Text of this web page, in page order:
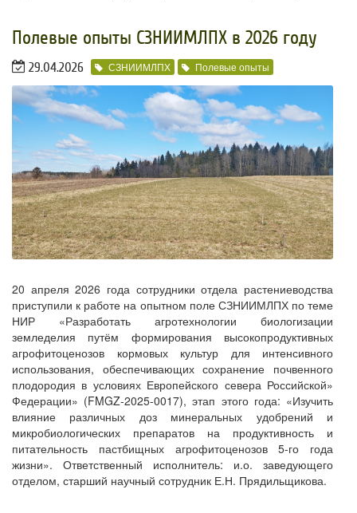
​Полевые опыты СЗНИИМЛПХ в 2026 году
29.04.2026 СЗНИИМЛПХ Полевые опыты
20 апреля 2026 года сотрудники отдела растениеводства
приступили к работе на опытном поле СЗНИИМЛПХ по теме
НИР «Разработать агротехнологии биологизации
земледелия путём формирования высокопродуктивных
агрофитоценозов кормовых культур для интенсивного
использования, обеспечивающих сохранение почвенного
плодородия в условиях Европейского севера Российской»
Федерации» (FMGZ-2025-0017), этап этого года: «Изучить
влияние различных доз минеральных удобрений и
микробиологических препаратов на продуктивность и
питательность пастбищных агрофитоценозов 5-го года
жизни». Ответственный исполнитель: и.о. заведующего
отделом, старший научный сотрудник Е.Н. Прядильщикова.